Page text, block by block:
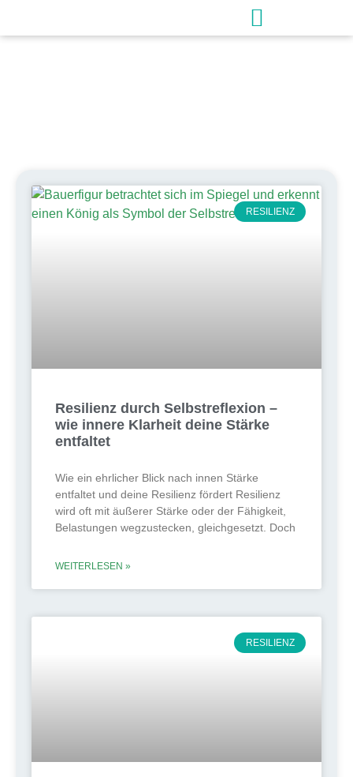
RESILIENZ
Resilienz durch Selbstreflexion –
wie innere Klarheit deine Stärke
entfaltet
Wie ein ehrlicher Blick nach innen Stärke
entfaltet und deine Resilienz fördert Resilienz
wird oft mit äußerer Stärke oder der Fähigkeit,
Belastungen wegzustecken, gleichgesetzt. Doch
WEITERLESEN »
RESILIENZ